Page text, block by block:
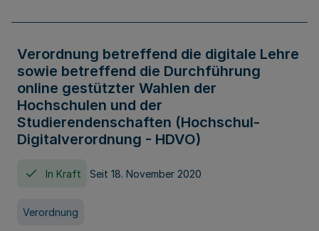
Verordnung betreffend die digitale Lehre
sowie betreffend die Durchführung
online gestützter Wahlen der
Hochschulen und der
Studierendenschaften (Hochschul-
Digitalverordnung - HDVO)
In Kraft Seit 18. November 2020
Verordnung